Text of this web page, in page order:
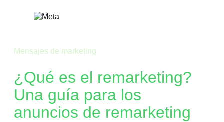
Mensajes de marketing
¿Qué es el remarketing?
Una guía para los
anuncios de remarketing